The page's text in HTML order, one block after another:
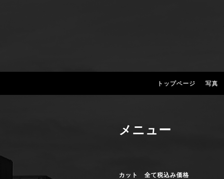
トップページ 写真
カット 全て税込み価格
メニュー